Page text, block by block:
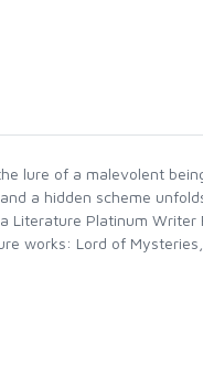
lure of a malevolent
a hidden scheme
Literature Platinum Writer
works: Lord of